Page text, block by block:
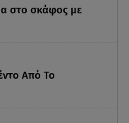
στο σκάφος με
Από Το